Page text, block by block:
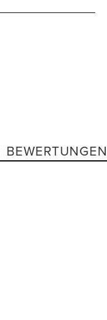
BEWERTUNGEN